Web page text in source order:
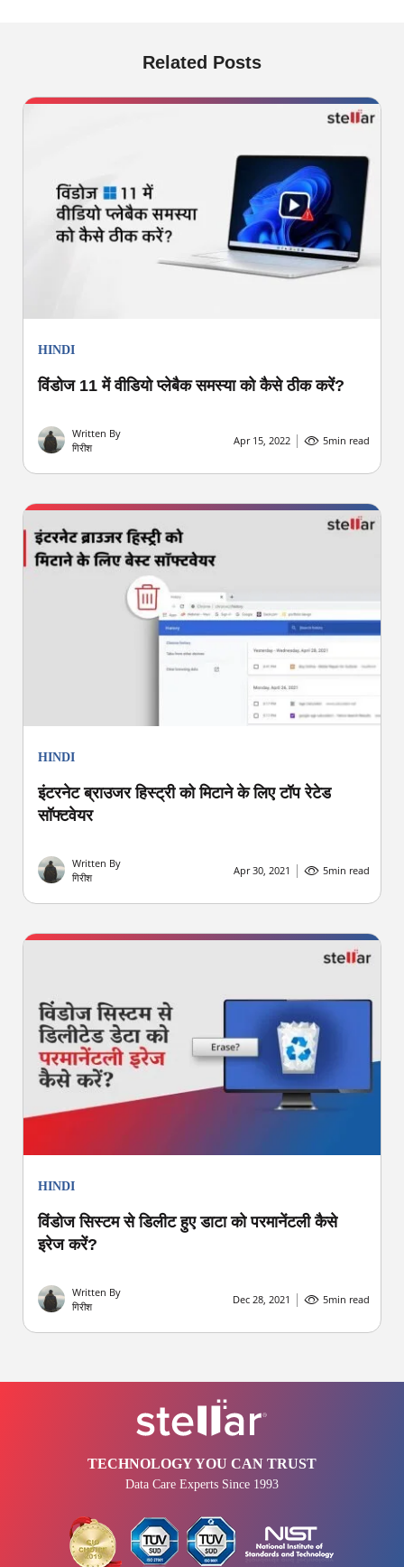
Related Posts
HINDI
विंडोज 11 में वीडियो प्लेबैक समस्या को कैसे ठीक करें?
Written By
गिरीश
Apr 15, 2022 5min read
HINDI
इंटरनेट ब्राउजर हिस्ट्री को मिटाने के लिए टॉप रेटेड
सॉफ्टवेयर
Written By
गिरीश
Apr 30, 2021 5min read
HINDI
विंडोज सिस्टम से डिलीट हुए डाटा को परमानेंटली कैसे
इरेज करें?
Written By
गिरीश
Dec 28, 2021 5min read
TECHNOLOGY YOU CAN TRUST
Data Care Experts Since 1993